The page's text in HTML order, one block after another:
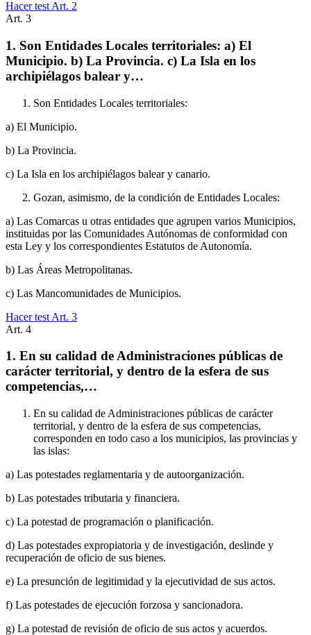
Hacer test Art. 2
Art. 3
1. Son Entidades Locales territoriales: a) El
Municipio. b) La Provincia. c) La Isla en los
archipiélagos balear y…
Son Entidades Locales territoriales:
a) El Municipio.
b) La Provincia.
c) La Isla en los archipiélagos balear y canario.
Gozan, asimismo, de la condición de Entidades Locales:
a) Las Comarcas u otras entidades que agrupen varios Municipios,
instituidas por las Comunidades Autónomas de conformidad con
esta Ley y los correspondientes Estatutos de Autonomía.
b) Las Áreas Metropolitanas.
c) Las Mancomunidades de Municipios.
Hacer test Art. 3
Art. 4
1. En su calidad de Administraciones públicas de
carácter territorial, y dentro de la esfera de sus
competencias,…
En su calidad de Administraciones públicas de carácter
territorial, y dentro de la esfera de sus competencias,
corresponden en todo caso a los municipios, las provincias y
las islas:
a) Las potestades reglamentaria y de autoorganización.
b) Las potestades tributaria y financiera.
c) La potestad de programación o planificación.
d) Las potestades expropiatoria y de investigación, deslinde y
recuperación de oficio de sus bienes.
e) La presunción de legitimidad y la ejecutividad de sus actos.
f) Las potestades de ejecución forzosa y sancionadora.
g) La potestad de revisión de oficio de sus actos y acuerdos.